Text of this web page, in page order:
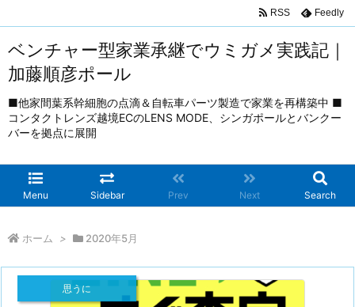
ベンチャー型家業承継でウミガメ実践記｜
加藤順彦ポール
■他家間葉系幹細胞の点滴＆自転車パーツ製造で家業を再構築中 ■
コンタクトレンズ越境ECのLENS MODE、シンガポールとバンクー
バーを拠点に展開
Menu Sidebar Prev Next Search
RSS Feedly
ホーム > 2020年5月
思うに